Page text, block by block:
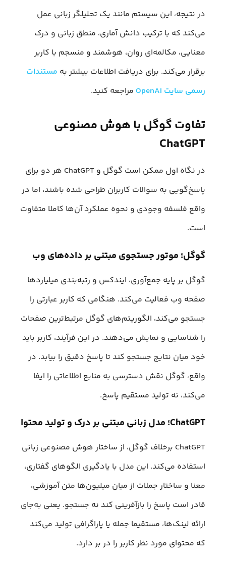
در نتیجه، این سیستم مانند یک تحلیلگر زبانی عمل
می‌کند که با ترکیب دانش آماری، منطق زبانی و درک
معنایی، مکالمه‌ای روان، هوشمند و منسجم با کاربر
برقرار می‌کند. برای دریافت اطلاعات بیشتر به مستندات
رسمی سایت OpenAI
مراجعه کنید.
تفاوت گوگل با هوش مصنوعی
ChatGPT
در نگاه اول ممکن است گوگل و ChatGPT هر دو برای
پاسخ‌گویی به سوالات کاربران طراحی شده باشند، اما در
واقع فلسفه وجودی و نحوه عملکرد آن‌ها کاملا متفاوت
است.
گوگل؛ موتور جستجوی مبتنی بر داده‌های وب
گوگل بر پایه جمع‌آوری، ایندکس و رتبه‌بندی میلیاردها
صفحه‌ وب فعالیت می‌کند. هنگامی که کاربر عبارتی را
جستجو می‌کند، الگوریتم‌های گوگل مرتبط‌ترین صفحات
را شناسایی و نمایش می‌دهند. در این فرآیند، کاربر باید
خود میان نتایج جستجو کند تا پاسخ دقیق را بیابد. در
واقع، گوگل نقش دسترسی به منابع اطلاعاتی را ایفا
می‌کند، نه تولید مستقیم پاسخ.
ChatGPT؛ مدل زبانی مبتنی بر درک و تولید محتوا
ChatGPT برخلاف گوگل، از ساختار هوش مصنوعی زبانی
استفاده می‌کند. این مدل با یادگیری الگوهای گفتاری،
معنا و ساختار جملات از میان میلیون‌ها متن آموزشی،
قادر است پاسخ را بازآفرینی کند نه جستجو. یعنی به‌جای
ارائه لینک‌ها، مستقیما جمله یا پاراگرافی تولید می‌کند
که محتوای مورد نظر کاربر را در بر دارد.